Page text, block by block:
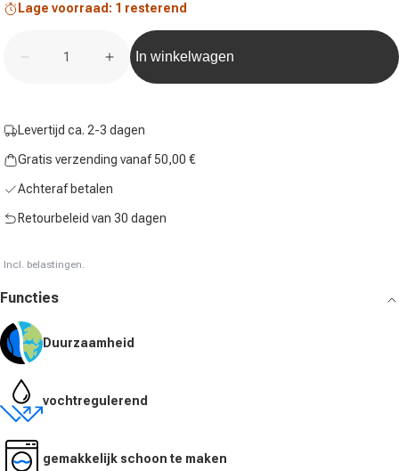
Lage voorraad: 1 resterend
Hoeveelheid voor Zweetband Verpakking 2 stuks
Hoeveelheid voor Zweetband
In winkelwagen
Levertijd ca. 2-3 dagen
Gratis verzending vanaf 50,00 €
Achteraf betalen
Retourbeleid van 30 dagen
Incl. belastingen.
Functies
Duurzaamheid
vochtregulerend
gemakkelijk schoon te maken